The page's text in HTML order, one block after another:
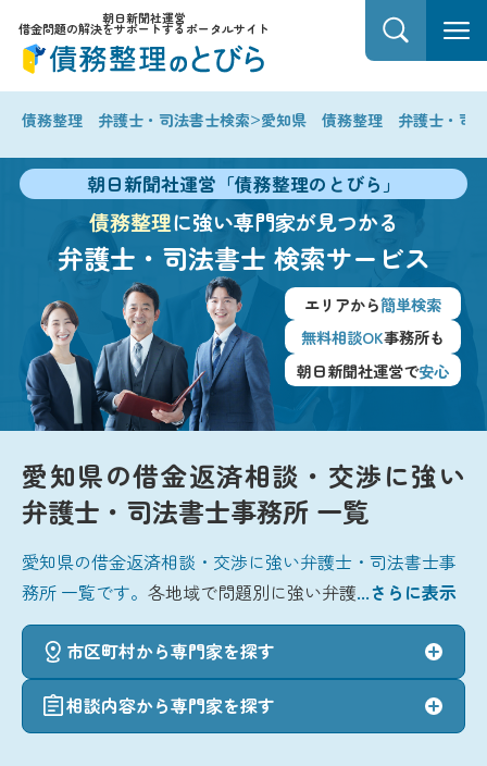
朝日新聞社運営
借金問題の解決をサポートするポータルサイト
債務整理 弁護士・司法書士検索>愛知県 債務整理 弁護士・司
朝日新聞社運営「債務整理のとびら」
債務整理に強い専門家が見つかる
弁護士・司法書士 検索サービス
エリアから簡単検索
無料相談OK事務所も
朝日新聞社運営で安心
愛知県の借金返済相談・交渉に強い
弁護士・司法書士事務所 一覧
愛知県の借金返済相談・交渉に強い弁護士・司法書士事
務所 一覧です。各地域で問題別に強い弁護...さらに表示
市区町村から専門家を探す
相談内容から専門家を探す